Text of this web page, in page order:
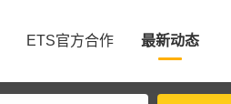
ETS官方合作 最新动态